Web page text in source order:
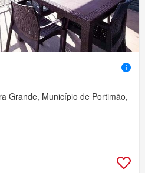
Grande, Município de Portimão,